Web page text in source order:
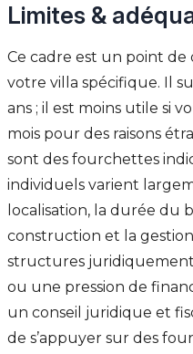
Limites &
Ce cadre est un point
votre villa spécifique. Il
ans ; il est moins utile si
mois pour des raisons
sont des fourchettes
individuels varient
localisation, la durée du
construction et la
structures juridiquement
ou une pression de
un conseil juridique et
de s’appuyer sur des